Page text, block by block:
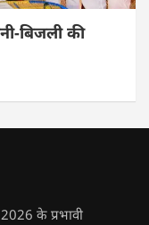
बिजली की
के प्रभावी